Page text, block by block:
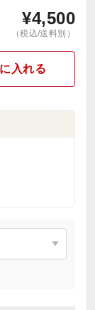
¥4,500
（税込/送料別）
入れる